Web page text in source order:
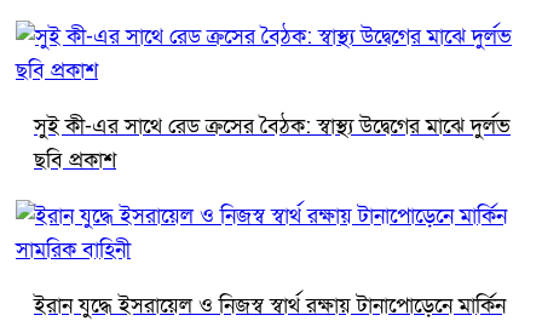
সুই কী-এর সাথে রেড ক্রসের বৈঠক: স্বাস্থ্য উদ্বেগের মাঝে দুর্লভ
ছবি প্রকাশ
ইরান যুদ্ধে ইসরায়েল ও নিজস্ব স্বার্থ রক্ষায় টানাপোড়েনে মার্কিন